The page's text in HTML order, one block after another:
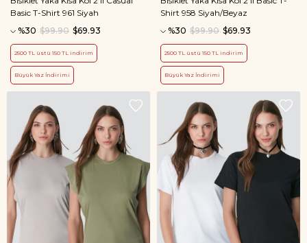
Basic T-Shirt 961 Siyah
%30
$69.93
$99.90
2500 TL üstü 150 TL indirim
Büyük Yaz İndirimi
Shirt 958 Siyah/Beyaz
%30
$69.93
$99.90
2500 TL üstü 150 TL indirim
Büyük Yaz İndirimi